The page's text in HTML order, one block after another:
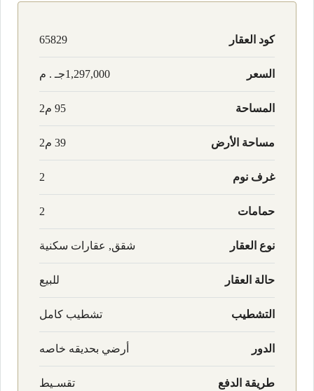
كود العقار 65829
السعر 1,297,000جـ . م
المساحة 95 م2
مساحة الأرض 39 م2
غرف نوم 2
حمامات 2
نوع العقار شقق, عقارات سكنية
حالة العقار للبيع
التشطيب تشطيب كامل
الدور أرضي بحديقه خاصه
طريقة الدفع تقسـيط